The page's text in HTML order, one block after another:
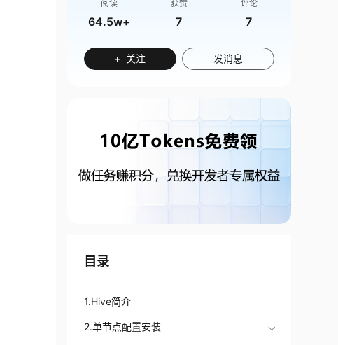
阅读
64.5w+
获赞
7
评论
7
+ 关注 发消息
目录
1.Hive简介
2.单节点配置安装